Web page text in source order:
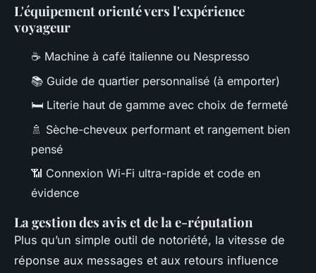
L'équipement orienté vers l'expérience
voyageur
☕ Machine à café italienne ou Nespresso
📚 Guide de quartier personnalisé (à emporter)
🛏 Literie haut de gamme avec choix de fermeté
🚿 Sèche-cheveux performant et rangement bien
pensé
📶 Connexion Wi-Fi ultra-rapide et code en
évidence
La gestion des avis et de la e-réputation
Plus qu’un simple outil de notoriété, la vitesse de
réponse aux messages et aux retours influence